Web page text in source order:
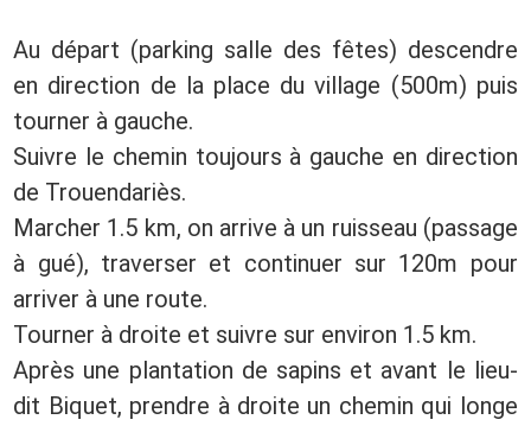
Au départ (parking salle des fêtes) descendre
en direction de la place du village (500m) puis
tourner à gauche.
Suivre le chemin toujours à gauche en direction
de Trouendariès.
Marcher 1.5 km, on arrive à un ruisseau (passage
à gué), traverser et continuer sur 120m pour
arriver à une route.
Tourner à droite et suivre sur environ 1.5 km.
Après une plantation de sapins et avant le lieu-
dit Biquet, prendre à droite un chemin qui longe